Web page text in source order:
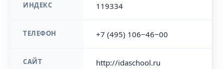
ИНДЕКС 119334
ТЕЛЕФОН +7 (495) 106‒46‒00
САЙТ http://idaschool.ru